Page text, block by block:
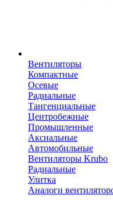
Вентиляторы
Компактные
Осевые
Радиальные
Тангенциальные
Центробежные
Промышленные
Аксиальные
Автомобильные
Вентиляторы Krubo
Радиальные
Улитка
Аналоги